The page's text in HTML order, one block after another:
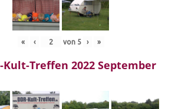
« ‹ von 5 › »
Kult-Treffen 2022 September